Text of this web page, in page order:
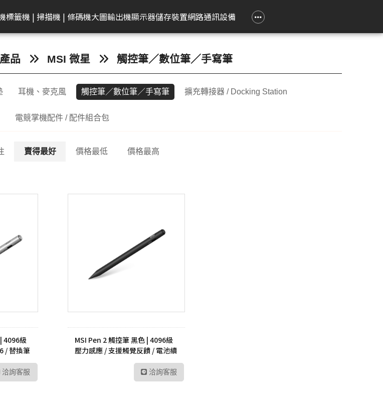
企業大宗採購專區企業禮贈品採購專區
Canon 佳能
其他耗材
墨水匣
碳粉匣
感光滾筒
Epson 愛普生
感光滾筒
連續供墨墨水瓶
墨水匣
標籤帶
Pantum 奔圖
碳粉匣
鼓組件
Canon 佳能
彩色噴墨印表機
雷射多功能複合機
噴墨商用複合機
Epson 愛普生
雷射印表機
噴墨印表機
原廠連續供墨系統
點陣印表機
PRINTEC 暉達
黑白雷射印表機
黑白多功能印表機
電腦零件組
AMD 美商超微
桌上型主機
DELL 戴爾
HP 惠普
Apple Mac
Lenovo 聯想
精簡型電腦
ASUS 華碩
HP 惠普
普
MSI 微星
筆電
電競掌機
Apple
MacBook Air
MacBook Pro
Acer 宏碁
Swift Go
Nitro Lite
LG
CineBeam
ProBeam
BenQ 明碁
投影機
Epson 愛普生
商務應用投影機
高階工程投影機
旗艦雷射
雷射短焦
標籤機 | 掃描機 | 條碼機
佳能
件掃描器
台式掃描器
Brother 兄弟
快速列印標籤機
家居及小型辦公室標籤
掃描機
HPRT 漢印
條碼標籤機
條碼掃瞄器
大圖輸出機
Canon 佳能
24吋(A1 )
36-42吋(A0 )
44吋(A0)
Epson 愛普生
影像繪圖機
廣告大圖輸出機
DesignJet
顯示器
MSI 微星
平面商務螢幕
亮麗旋轉螢幕
電競螢幕
攜帶型顯示器
Philips 飛利浦
專業顯示器
Lenovo 聯想
工作用螢幕
家用螢幕
HP顯示器
Full HD & QHD螢幕
UltraWide多工作業螢
儲存裝置
Transcend 創見
內接式固態硬碟
外接式固態硬碟
行動固態硬碟
記憶卡
Gigastone 立達
固態硬碟
記憶體
ASUS 華碩
SSD 固態硬碟
工業用SSD
工業用隨身碟
工業用記憶卡
網路通訊設備
MSI 微星
Performance
Mainstream
Small Business
Edgecore 鈺登
無線基地台
交換器
TP-Link
無線網狀路由器
無線分享器
機
台
電對講
無線電
載台對講
網路交換器
Mesh 網狀路由器
交換器
PoE 供電交換器
品 MSI 微星 觸控筆／數位筆／手寫筆
耳機、麥克風 觸控筆／數位筆／手寫筆 擴充轉接器 / Docking Station
電競掌機配件 / 配件組合包
賣得最好 價格最低 價格最高
4096級
/ 替換筆
洽詢客服
MSI Pen 2 觸控筆 黑色 | 4096級
壓力感應 / 支援觸覺反饋 / 電池續
洽詢客服